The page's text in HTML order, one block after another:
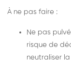
À ne pas faire :
Ne pas
risque de
neutraliser